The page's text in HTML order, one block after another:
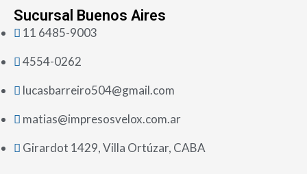
Sucursal Buenos Aires
11 6485-9003
4554-0262
lucasbarreiro504@gmail.com
matias@impresosvelox.com.ar
Girardot 1429, Villa Ortúzar, CABA